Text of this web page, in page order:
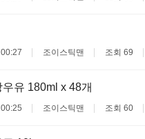
00:27 조이스틱맨 조회 69
유 180ml x 48개
00:25 조이스틱맨 조회 60